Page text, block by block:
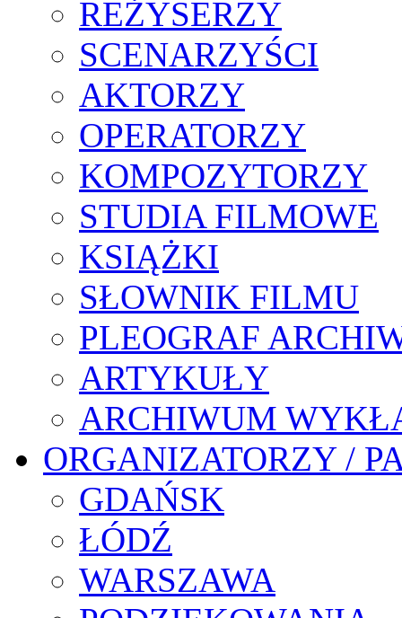
REŻYSERZY
SCENARZYŚCI
AKTORZY
OPERATORZY
KOMPOZYTORZY
STUDIA FILMOWE
KSIĄŻKI
SŁOWNIK FILMU
PLEOGRAF
ARTYKUŁY
ARCHIWUM
ORGANIZATORZY /
GDAŃSK
ŁÓDŹ
WARSZAWA